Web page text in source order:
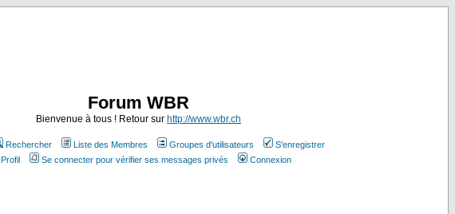
Forum WBR
Bienvenue à tous ! Retour sur http://www.wbr.ch
Rechercher Liste des Membres Groupes d'utilisateurs
S'enregistrer
Profil
Se connecter pour vérifier ses messages privés Connexion